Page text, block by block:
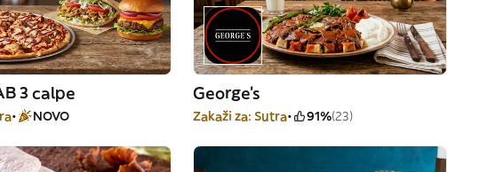
3 calpe
NOVO
George's
Zakaži za: Sutra 91%(23)